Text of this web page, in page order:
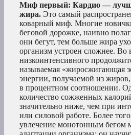
Миф первый: Кардио —
жира. Это самый
коварный миф. Многие
беговой дорожке, наивно
они бегут, тем больше жира
организм устроен сложнее. Во
низкоинтенсивного
называемая «жиросжигающая
энергии, получаемой из
в процентном соотношении.
количество сожженных
значительно ниже, чем при
или силовой работе. Более
увлечение монотонным бегом